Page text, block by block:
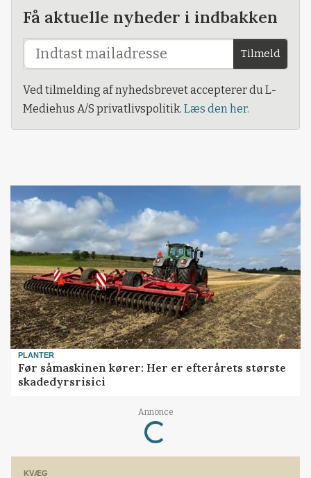
Få aktuelle nyheder i indbakken
Tilmeld
Ved tilmelding af nyhedsbrevet accepterer du L-
Mediehus A/S privatlivspolitik. Læs den her.
PLANTER
Før såmaskinen kører: Her er efterårets største
skadedyrsrisici
Annonce
Loading...
KVÆG